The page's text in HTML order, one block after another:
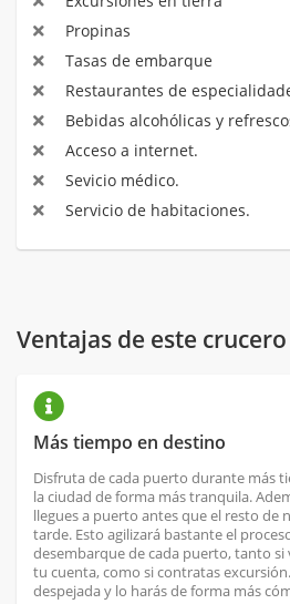
Propinas
Tasas de embarque
Restaurantes de
Bebidas alcohólicas y
Acceso a internet.
Sevicio médico.
Servicio de habitaciones.
Ventajas de este crucero
Más tiempo en destino
Disfruta de cada puerto durante más
la ciudad de forma más tranquila.
llegues a puerto antes que el resto de
tarde. Esto agilizará bastante el
desembarque de cada puerto, tanto si
tu cuenta, como si contratas
despejada y lo harás de forma más